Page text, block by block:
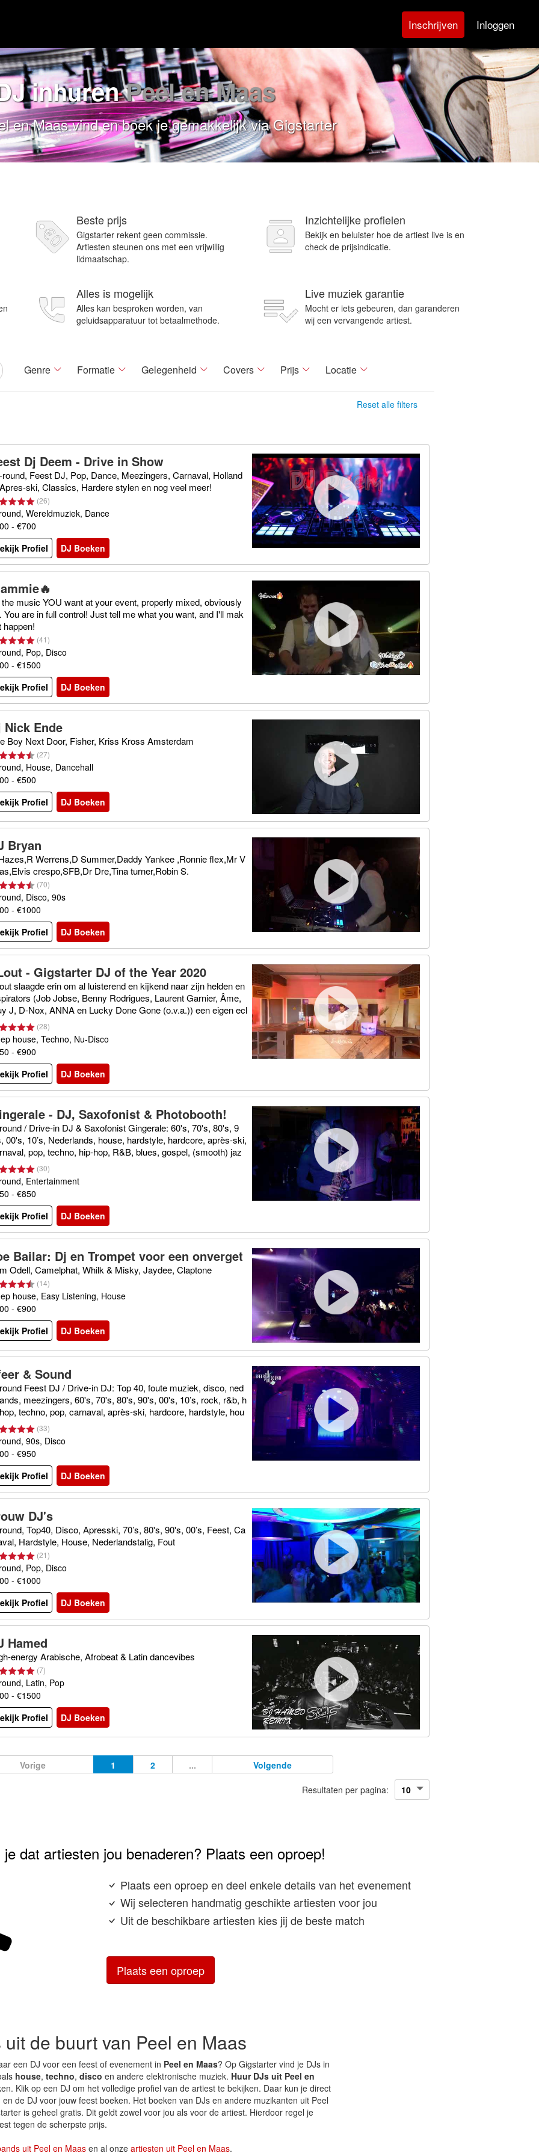
Inschrijven Inloggen
inhurenPeel en Maas
en Maas vind en boek je gemakkelijk via Gigstarter
Beste prijs
Gigstarter rekent geen commissie.
Artiesten steunen ons met een vrijwillig
lidmaatschap.
Inzichtelijke profielen
Bekijk en beluister hoe de artiest live is en
check de prijsindicatie.
Alles is mogelijk
Alles kan besproken worden, van
geluidsapparatuur tot betaalmethode.
Live muziek garantie
Mocht er iets gebeuren, dan garanderen
wij een vervangende artiest.
Genre Formatie Gelegenheid Covers Prijs Locatie
Reset alle filters
Dj Deem - Drive in Show
round, Feest DJ, Pop, Dance, Meezingers, Carnaval, Holland
ski, Classics, Hardere stylen en nog veel meer!
(26)
Wereldmuziek, Dance
- €700
Profiel
DJ Boeken
music YOU want at your event, properly mixed, obviously
You are in full control! Just tell me what you want, and I'll mak
happen!
(41)
Pop, Disco
- €1500
Profiel
DJ Boeken
Nick Ende
Boy Next Door, Fisher, Kriss Kross Amsterdam
(27)
House, Dancehall
- €500
Profiel
DJ Boeken
Bryan
Werrens,D Summer,Daddy Yankee ,Ronnie flex,Mr V
crespo,SFB,Dr Dre,Tina turner,Robin S.
(70)
Disco, 90s
- €1000
Profiel
DJ Boeken
- Gigstarter DJ of the Year 2020
slaagde erin om al luisterend en kijkend naar zijn helden en
(Job Jobse, Benny Rodrigues, Laurent Garnier, Âme,
J, D-Nox, ANNA en Lucky Done Gone (o.v.a.)) een eigen ecl
sound te belichamen. DUS: Elke klus durft ie aan!
(28)
house, Techno, Nu-Disco
- €900
Profiel
DJ Boeken
- DJ, Saxofonist & Photobooth!
/ Drive-in DJ & Saxofonist Gingerale: 60's, 70's, 80's, 9
00's, 10’s, Nederlands, house, hardstyle, hardcore, après-ski,
pop, techno, hip-hop, R&B, blues, gospel, (smooth) jaz
rock, rock&roll, twist, foute muziek, top 40 etc.
(30)
Entertainment
- €850
Profiel
DJ Boeken
Bailar: Dj en Trompet voor een onverget
feest
Odell, Camelphat, Whilk & Misky, Jaydee, Claptone
(14)
house, Easy Listening, House
- €900
Profiel
DJ Boeken
& Sound
Feest DJ / Drive-in DJ: Top 40, foute muziek, disco, ned
meezingers, 60's, 70's, 80's, 90's, 00's, 10’s, rock, r&b, h
techno, pop, carnaval, après-ski, hardcore, hardstyle, hou
(33)
90s, Disco
- €950
Profiel
DJ Boeken
DJ's
Top40, Disco, Apresski, 70’s, 80's, 90's, 00’s, Feest, Ca
Hardstyle, House, Nederlandstalig, Fout
(21)
Pop, Disco
- €1000
Profiel
DJ Boeken
Hamed
energy Arabische, Afrobeat & Latin dancevibes
(7)
Latin, Pop
- €1500
Profiel
DJ Boeken
Vorige 1 2 ... Volgende
Resultaten per pagina:
je dat artiesten jou benaderen? Plaats een oproep!
Plaats een oproep en deel enkele details van het evenement
Wij selecteren handmatig geschikte artiesten voor jou
Uit de beschikbare artiesten kies jij de beste match
Plaats een oproep
de buurt van Peel en Maas
een DJ voor een feest of evenement in Peel en Maas? Op Gigstarter vind je DJs in
house, techno, disco en andere elektronische muziek. Huur DJs uit Peel en
Klik op een DJ om het volledige profiel van de artiest te bekijken. Daar kun je direct
de DJ voor jouw feest boeken. Het boeken van DJs en andere muzikanten uit Peel
is geheel gratis. Dit geldt zowel voor jou als voor de artiest. Hierdoor regel je
tegen de scherpste prijs.
uit Peel en Maas en al onze artiesten uit Peel en Maas.